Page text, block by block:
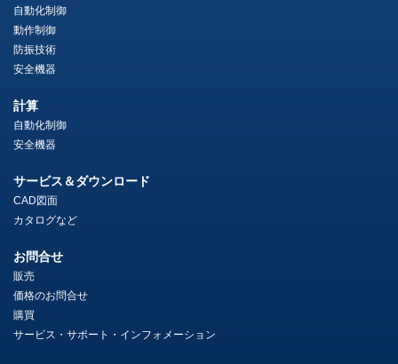
自動化制御
動作制御
防振技術
安全機器
計算
自動化制御
安全機器
サービス＆ダウンロード
CAD図面
カタログなど
お問合せ
販売
価格のお問合せ
購買
サービス・サポート・インフォメーション